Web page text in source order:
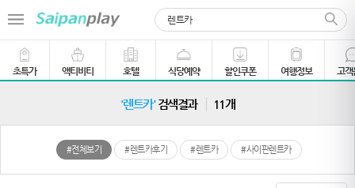
초특가 액티비티 호텔 식당예약 할인쿠폰 여행정보 고객
'렌트카'검색결과 11개
#전체보기 #렌트카후기 #렌트카 #사이판렌트카